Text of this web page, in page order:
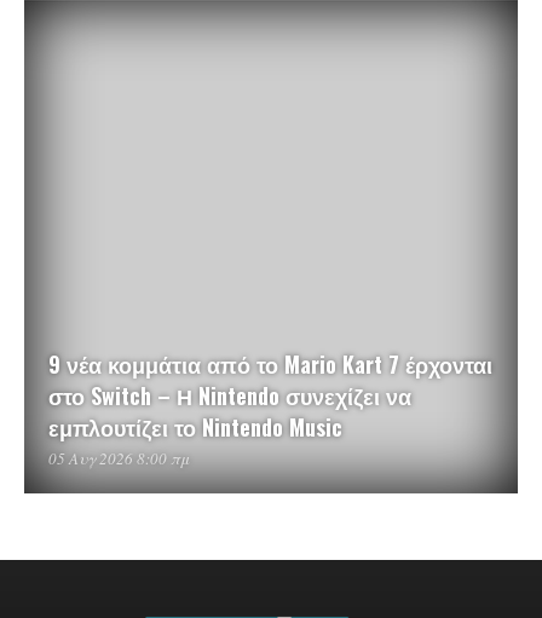
9 νέα κομμάτια από το Mario Kart 7 έρχονται
στο Switch – Η Nintendo συνεχίζει να
εμπλουτίζει το Nintendo Music
05 Αυγ 2026 8:00 πμ